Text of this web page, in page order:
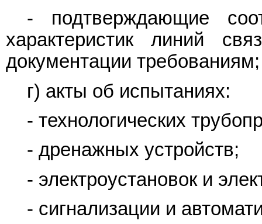
- подтверждающие
характеристик линий
документации требованиям;
г) акты об испытаниях:
- технологических
- дренажных устройств;
- электроустановок и
- сигнализации и